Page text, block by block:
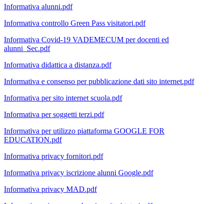
Informativa alunni.pdf
Informativa controllo Green Pass visitatori.pdf
Informativa Covid-19 VADEMECUM per docenti ed
alunni_Sec.pdf
Informativa didattica a distanza.pdf
Informativa e consenso per pubblicazione dati sito internet.pdf
Informativa per sito internet scuola.pdf
Informativa per soggetti terzi.pdf
Informativa per utilizzo piattaforma GOOGLE FOR
EDUCATION.pdf
Informativa privacy fornitori.pdf
Informativa privacy iscrizione alunni Google.pdf
Informativa privacy MAD.pdf